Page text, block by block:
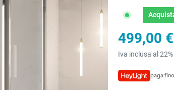
499,00 €
Iva inclusa al 22%
paga